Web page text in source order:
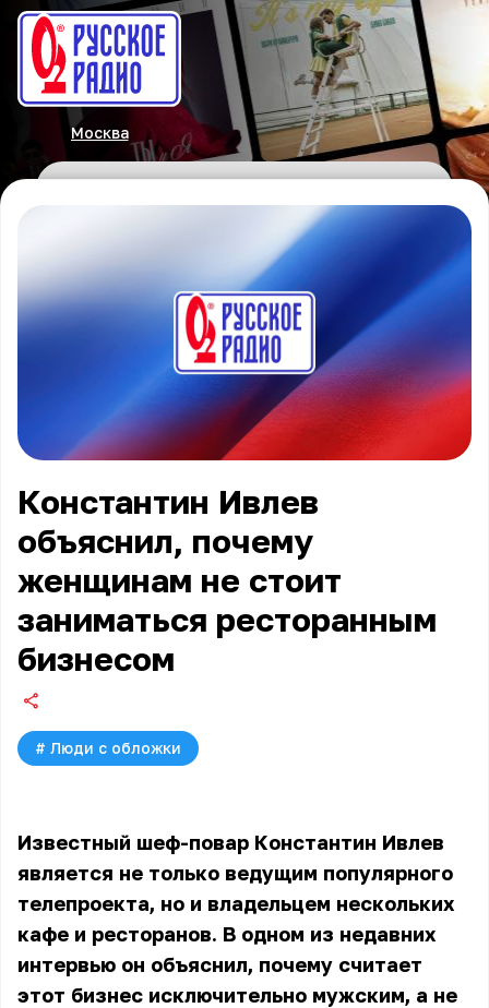
Москва
Константин Ивлев
объяснил, почему
женщинам не стоит
заниматься ресторанным
бизнесом
# Люди с обложки
Известный шеф-повар Константин Ивлев
является не только ведущим популярного
телепроекта, но и владельцем нескольких
кафе и ресторанов. В одном из недавних
интервью он объяснил, почему считает
этот бизнес исключительно мужским, а не